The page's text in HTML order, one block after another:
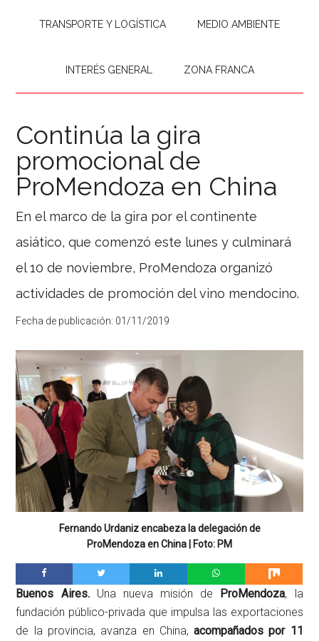
TRANSPORTE Y LOGÍSTICA MEDIO AMBIENTE
INTERÉS GENERAL ZONA FRANCA
Continúa la gira
promocional de
ProMendoza en China
En el marco de la gira por el continente
asiático, que comenzó este lunes y culminará
el 10 de noviembre, ProMendoza organizó
actividades de promoción del vino mendocino.
Fecha de publicación: 01/11/2019
Fernando Urdaniz encabeza la delegación de
ProMendoza en China | Foto: PM
Buenos Aires.Una nueva misión de ProMendoza, la
fundación público-privada que impulsa las exportaciones
de la provincia, avanza en China,acompañados por 11